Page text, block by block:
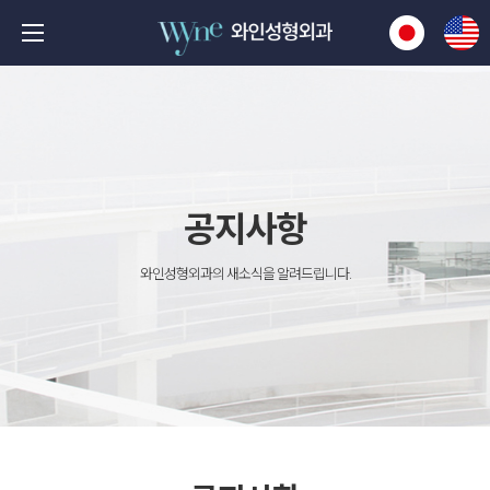
공지사항
와인성형외과의 새소식을 알려드립니다.